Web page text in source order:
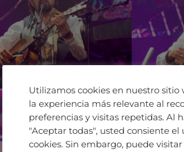
Utilizamos cookies en nuestro sitio
la experiencia más relevante al
preferencias y visitas repetidas. Al
"Aceptar todas", usted consiente el
cookies. Sin embargo, puede